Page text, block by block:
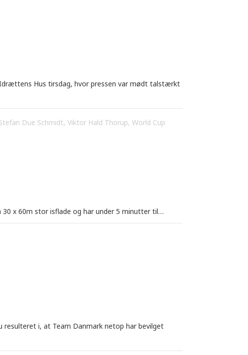
Hus tirsdag, hvor pressen var mødt talstærkt
Due Schmidt, Viktor Hald Thorup, World Cup
x 60m stor isflade og har under 5 minutter til…
resulteret i, at Team Danmark netop har bevilget